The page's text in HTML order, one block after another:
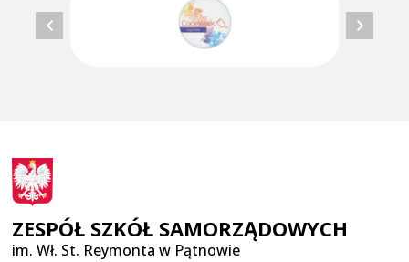
ZESPÓŁ SZKÓŁ SAMORZĄDOWYCH
im. Wł. St. Reymonta w Pątnowie